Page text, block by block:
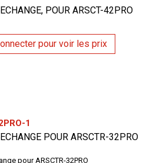
POUR ARSCT-42PRO
pour voir les prix
1
POUR ARSCTR-32PRO
pour ARSCTR-32PRO